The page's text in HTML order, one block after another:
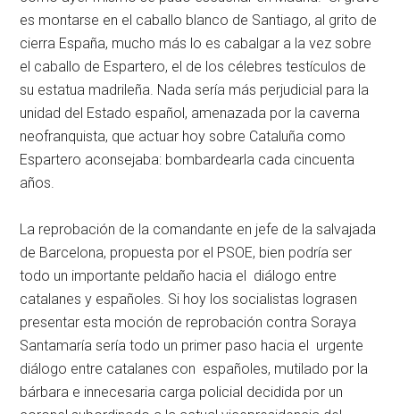
es montarse en el caballo blanco de Santiago, al grito de
cierra España, mucho más lo es cabalgar a la vez sobre
el caballo de Espartero, el de los célebres testículos de
su estatua madrileña. Nada sería más perjudicial para la
unidad del Estado español, amenazada por la caverna
neofranquista, que actuar hoy sobre Cataluña como
Espartero aconsejaba: bombardearla cada cincuenta
años.
La reprobación de la comandante en jefe de la salvajada
de Barcelona, propuesta por el PSOE, bien podría ser
todo un importante peldaño hacia el diálogo entre
catalanes y españoles. Si hoy los socialistas lograsen
presentar esta moción de reprobación contra Soraya
Santamaría sería todo un primer paso hacia el urgente
diálogo entre catalanes con españoles, mutilado por la
bárbara e innecesaria carga policial decidida por un